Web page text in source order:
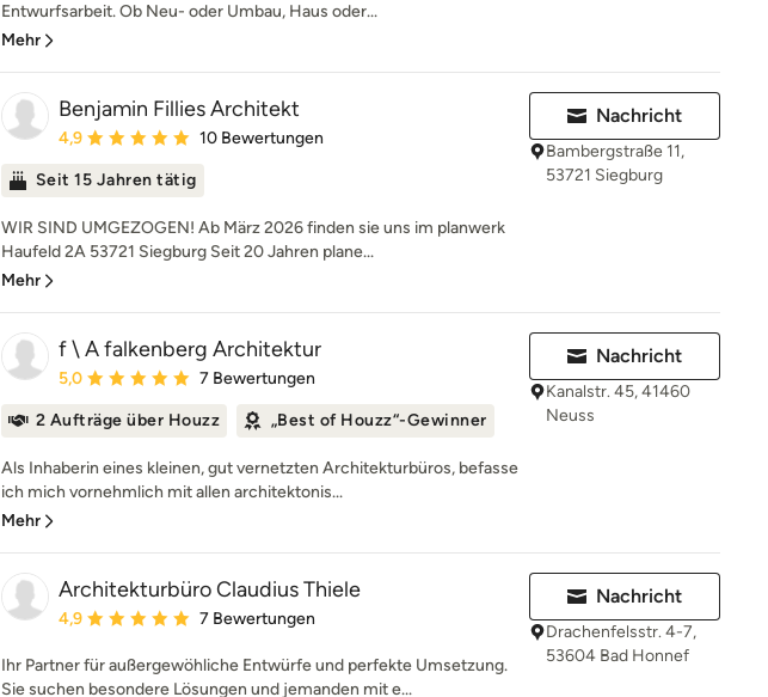
Entwurfsarbeit. Ob Neu- oder Umbau, Haus oder...
Mehr
Benjamin Fillies Architekt
Durchschnittliche Bewertung: 4.9 von 5 Sternen
4,9 10 Bewertungen
Seit 15 Jahren tätig
WIR SIND UMGEZOGEN! Ab März 2026 finden sie uns im planwerk
Haufeld 2A 53721 Siegburg Seit 20 Jahren plane...
Mehr
Nachricht
Bambergstraße 11,
53721 Siegburg
f \ A falkenberg Architektur
Durchschnittliche Bewertung: 5 von 5 Sternen
5,0 7 Bewertungen
2 Aufträge über Houzz „Best of Houzz“-Gewinner
Als Inhaberin eines kleinen, gut vernetzten Architekturbüros, befasse
ich mich vornehmlich mit allen architektonis...
Mehr
Nachricht
Kanalstr. 45, 41460
Neuss
Architekturbüro Claudius Thiele
Durchschnittliche Bewertung: 4.9 von 5 Sternen
4,9 7 Bewertungen
Ihr Partner für außergewöhliche Entwürfe und perfekte Umsetzung.
Sie suchen besondere Lösungen und jemanden mit e...
Nachricht
Drachenfelsstr. 4-7,
53604 Bad Honnef